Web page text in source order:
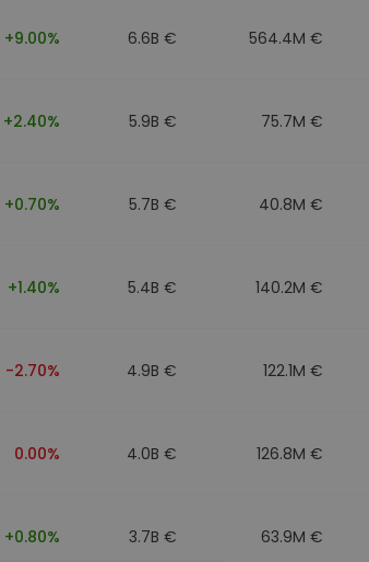
+9.00% 6.6B € 564.4M €
+2.40% 5.9B € 75.7M €
+0.70% 5.7B € 40.8M €
+1.40% 5.4B € 140.2M €
-2.70% 4.9B € 122.1M €
0.00% 4.0B € 126.8M €
+0.80% 3.7B € 63.9M €